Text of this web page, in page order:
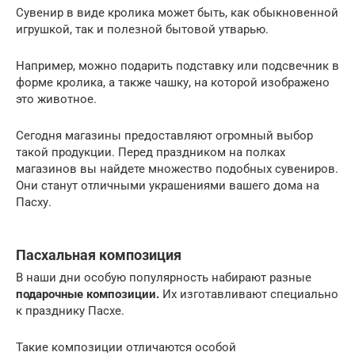
Сувенир в виде кролика может быть, как обыкновенной
игрушкой, так и полезной бытовой утварью.
Например, можно подарить подставку или подсвечник в
форме кролика, а также чашку, на которой изображено
это животное.
Сегодня магазины предоставляют огромный выбор
такой продукции. Перед праздником на полках
магазинов вы найдете множество подобных сувениров.
Они станут отличными украшениями вашего дома на
Пасху.
Пасхальная композиция
В наши дни особую популярность набирают разные
подарочные композиции. Их изготавливают специально
к празднику Пасхе.
Такие композиции отличаются особой